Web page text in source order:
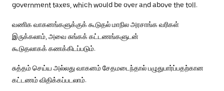
government taxes, which would be over and above the toll.
வணிக வாகனங்களுக்குக் கூடுதல் மாநில அரசாங்க வரிகள்
இருக்கலாம், அவை சுங்கக் கட்டணங்களுடன்
கூடுதலாகக் கணக்கிடப்படும்.
சுத்தம் செய்ய அல்லது வாகனம் சேதமடைந்தால் பழுதுபார்ப்பதற்கான
கட்டணம் விதிக்கப்படலாம்.